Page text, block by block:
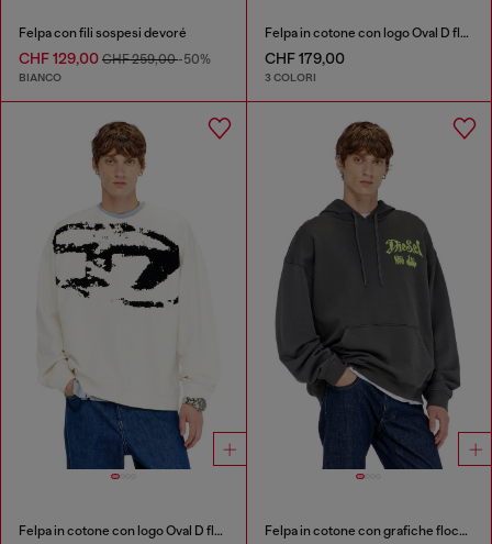
Felpa con fili sospesi devoré
CHF 129,00 CHF 259,00-50%
BIANCO
Felpa in cotone con logo Oval D floccato
CHF 179,00
3 COLORI
Felpa in cotone con logo Oval D floccato Felpa in cotone con grafiche floccate